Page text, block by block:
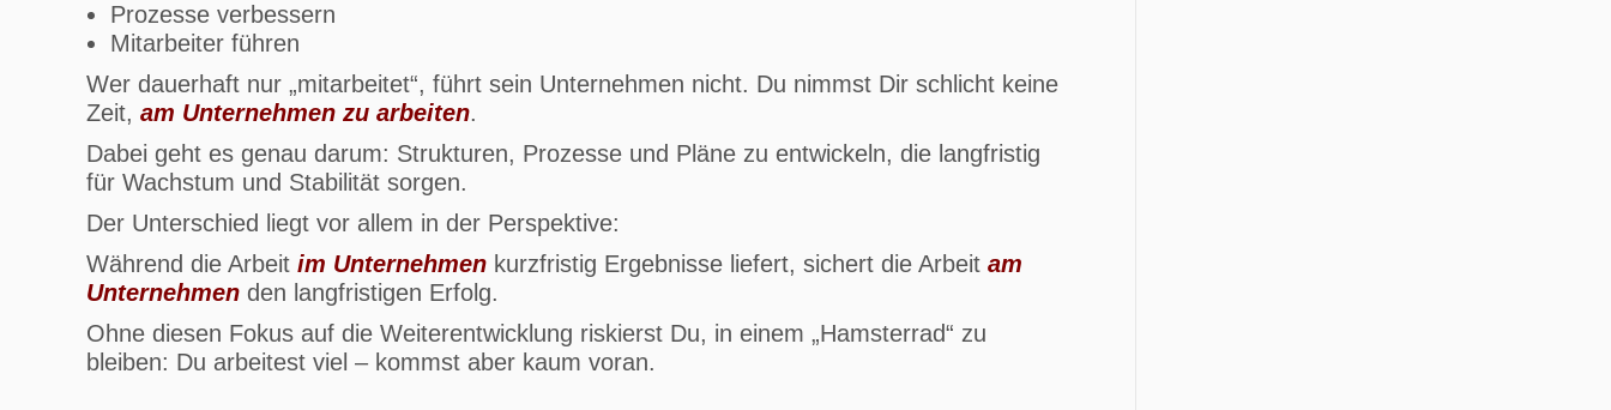
Prozesse verbessern
Mitarbeiter führen
Wer dauerhaft nur „mitarbeitet“, führt sein Unternehmen nicht. Du nimmst Dir schlicht keine
Zeit, am Unternehmen zu arbeiten.
Dabei geht es genau darum: Strukturen, Prozesse und Pläne zu entwickeln, die langfristig
für Wachstum und Stabilität sorgen.
Der Unterschied liegt vor allem in der Perspektive:
Während die Arbeit im Unternehmen kurzfristig Ergebnisse liefert, sichert die Arbeit am
Unternehmen den langfristigen Erfolg.
Ohne diesen Fokus auf die Weiterentwicklung riskierst Du, in einem „Hamsterrad“ zu
bleiben: Du arbeitest viel – kommst aber kaum voran.